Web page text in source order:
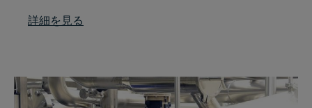
詳細を見る